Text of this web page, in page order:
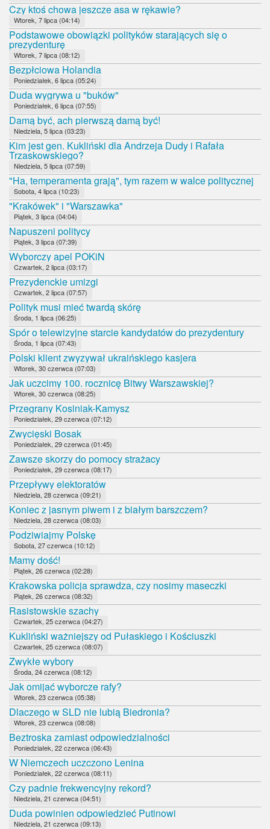
Czy ktoś chowa jeszcze asa w rękawie?
Wtorek, 7 lipca (04:14)
Podstawowe obowiązki polityków starających się o
prezydenturę
Wtorek, 7 lipca (08:12)
Bezpłciowa Holandia
Poniedziałek, 6 lipca (05:24)
Duda wygrywa u "buków"
Poniedziałek, 6 lipca (07:55)
Damą być, ach pierwszą damą być!
Niedziela, 5 lipca (03:23)
Kim jest gen. Kukliński dla Andrzeja Dudy i Rafała
Trzaskowskiego?
Niedziela, 5 lipca (07:59)
"Ha, temperamenta grają", tym razem w walce politycznej
Sobota, 4 lipca (10:23)
"Krakówek" i "Warszawka"
Piątek, 3 lipca (04:04)
Napuszeni politycy
Piątek, 3 lipca (07:39)
Wyborczy apel POKiN
Czwartek, 2 lipca (03:17)
Prezydenckie umizgi
Czwartek, 2 lipca (07:57)
Polityk musi mieć twardą skórę
Środa, 1 lipca (06:25)
Spór o telewizyjne starcie kandydatów do prezydentury
Środa, 1 lipca (07:43)
Polski klient zwyzywał ukraińskiego kasjera
Wtorek, 30 czerwca (07:03)
Jak uczcimy 100. rocznicę Bitwy Warszawskiej?
Wtorek, 30 czerwca (08:25)
Przegrany Kosiniak-Kamysz
Poniedziałek, 29 czerwca (07:12)
Zwycięski Bosak
Poniedziałek, 29 czerwca (01:45)
Zawsze skorzy do pomocy strażacy
Poniedziałek, 29 czerwca (08:17)
Przepływy elektoratów
Niedziela, 28 czerwca (09:21)
Koniec z jasnym piwem i z białym barszczem?
Niedziela, 28 czerwca (08:03)
Podziwiajmy Polskę
Sobota, 27 czerwca (10:12)
Mamy dość!
Piątek, 26 czerwca (02:28)
Krakowska policja sprawdza, czy nosimy maseczki
Piątek, 26 czerwca (08:32)
Rasistowskie szachy
Czwartek, 25 czerwca (04:27)
Kukliński ważniejszy od Pułaskiego i Kościuszki
Czwartek, 25 czerwca (08:07)
Zwykłe wybory
Środa, 24 czerwca (08:12)
Jak omijać wyborcze rafy?
Wtorek, 23 czerwca (05:38)
Dlaczego w SLD nie lubią Biedronia?
Wtorek, 23 czerwca (08:08)
Beztroska zamiast odpowiedzialności
Poniedziałek, 22 czerwca (06:43)
W Niemczech uczczono Lenina
Poniedziałek, 22 czerwca (08:11)
Czy padnie frekwencyjny rekord?
Niedziela, 21 czerwca (04:51)
Duda powinien odpowiedzieć Putinowi
Niedziela, 21 czerwca (09:13)